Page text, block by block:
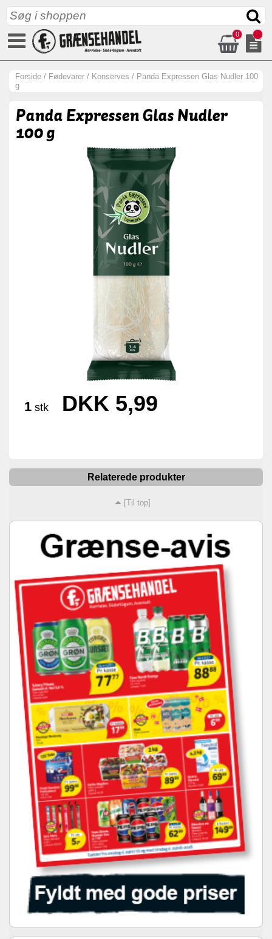
0
Forside / Fødevarer / Konserves / Panda Expressen Glas Nudler 100
g
Panda Expressen Glas Nudler
100 g
1 stk DKK 5,99
Relaterede produkter
[Til top]